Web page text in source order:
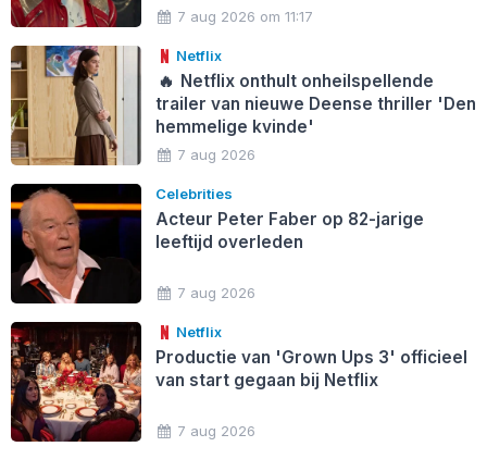
7 aug 2026 om 11:17
Netflix
🔥 Netflix onthult onheilspellende
trailer van nieuwe Deense thriller 'Den
hemmelige kvinde'
7 aug 2026
Celebrities
Acteur Peter Faber op 82-jarige
leeftijd overleden
7 aug 2026
Netflix
Productie van 'Grown Ups 3' officieel
van start gegaan bij Netflix
7 aug 2026